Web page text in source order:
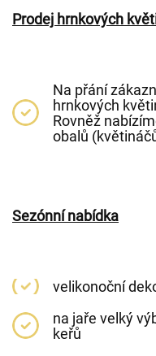
Prodej hrnkových
Na přání
hrnkových
Rovněž
obalů
Sezónní nabídka
velikonoční
na jaře velký
keřů